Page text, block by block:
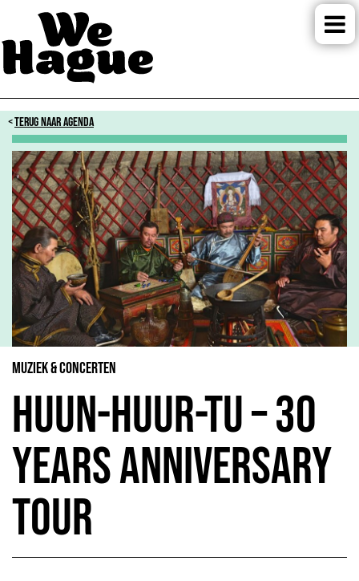
TERUG NAAR AGENDA
Muziek & Concerten
Huun-Huur-Tu – 30
Years Anniversary
Tour